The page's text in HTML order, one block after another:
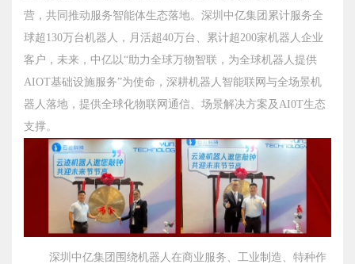
营，共同推动服务智能体生态落地。深圳中亿集团累计服务全
球超130万台机器人，月活超40万台、累计超200家机器人企业
客户，未来，中亿以“助力全球万物智联，为全球机器人提供
AIOT基础设施服务”为使命，深耕机器人智能联网与全场景机
器人落地，提供全球化物联网通信、场景解决方案及AI0T生态
支撑。
深圳中亿集团围绕机器人在商业服务、工业制造、特种作